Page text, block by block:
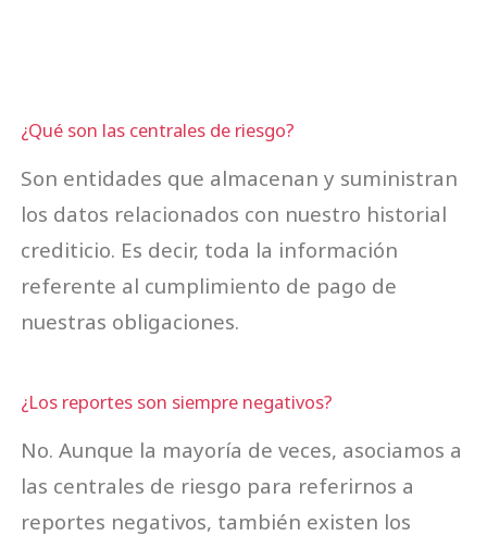
¿Qué son las centrales de riesgo?
Son entidades que almacenan y suministran
los datos relacionados con nuestro historial
crediticio. Es decir, toda la información
referente al cumplimiento de pago de
nuestras obligaciones.
¿Los reportes son siempre negativos?
No. Aunque la mayoría de veces, asociamos a
las centrales de riesgo para referirnos a
reportes negativos, también existen los